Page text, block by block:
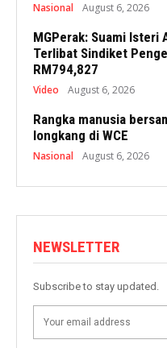
Nasional August 6, 2026
MGPerak: Suami Isteri
Terlibat Sindiket
RM794,827
Video August 6, 2026
Rangka manusia
longkang di WCE
Nasional August 6, 2026
NEWSLETTER
Subscribe to stay updated.